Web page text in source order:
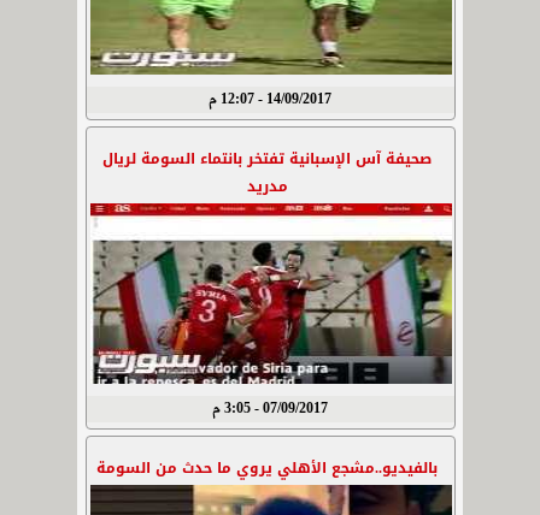
14/09/2017 - 12:07 م
صحيفة آس الإسبانية تفتخر بانتماء السومة لريال
مدريد
07/09/2017 - 3:05 م
بالفيديو..مشجع الأهلي يروي ما حدث من السومة